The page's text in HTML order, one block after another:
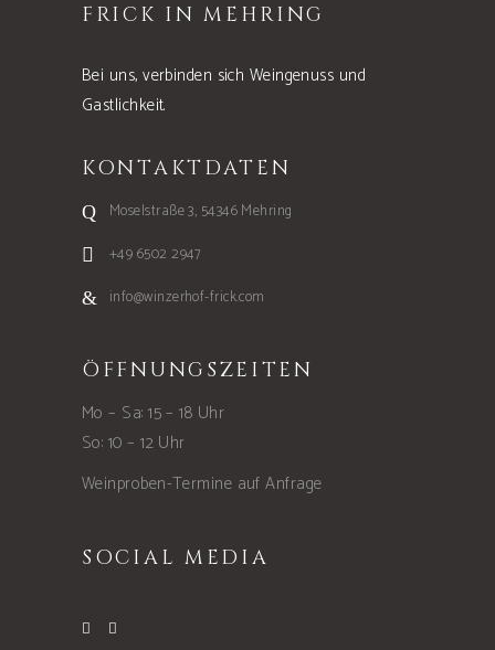
FRICK IN MEHRING
Bei uns, verbinden sich Weingenuss und
Gastlichkeit.
KONTAKTDATEN
Moselstraße 3, 54346 Mehring
+49 6502 2947
info@winzerhof-frick.com
ÖFFNUNGSZEITEN
Mo – Sa: 15 – 18 Uhr
So: 10 – 12 Uhr
Weinproben-Termine auf Anfrage
SOCIAL MEDIA